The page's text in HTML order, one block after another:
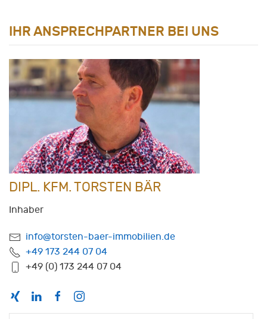
IHR ANSPRECHPARTNER BEI UNS
DIPL. KFM. TORSTEN BÄR
Inhaber
info@torsten-baer-immobilien.de
+49 173 244 07 04
+49 (0) 173 244 07 04